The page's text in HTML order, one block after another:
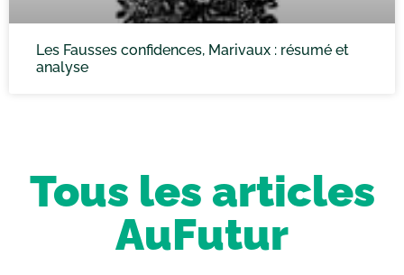
Les Fausses confidences, Marivaux : résumé et
analyse
Tous les articles
AuFutur